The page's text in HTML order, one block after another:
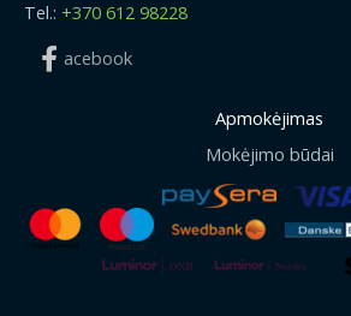
Tel.: +370 612 98228
acebook
Apmokėjimas
Mokėjimo būdai